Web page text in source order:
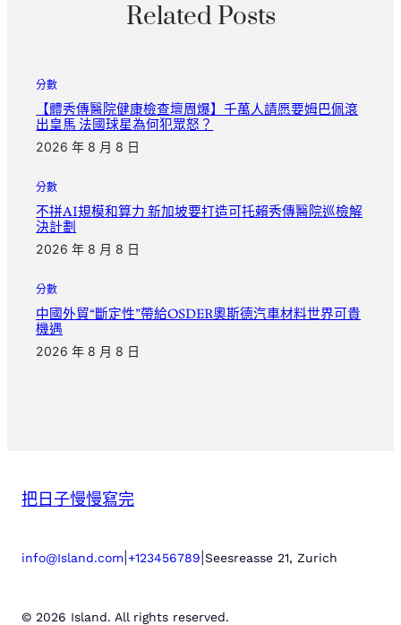
Related Posts
分數
【體秀傳醫院健康檢查壇周爆】千萬人請愿要姆巴佩滾
出皇馬 法國球星為何犯眾怒？
2026 年 8 月 8 日
分數
不拼AI規模和算力 新加坡要打造可托賴秀傳醫院巡檢解
決計劃
2026 年 8 月 8 日
分數
中國外貿“斷定性”帶給OSDER奧斯德汽車材料世界可貴
機遇
2026 年 8 月 8 日
把日子慢慢寫完
info@Island.com +123456789 Seesreasse 21, Zurich
© 2026 Island. All rights reserved.